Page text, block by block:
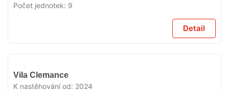
Počet jednotek: 9
Detail
Vila Clemance
K nastěhování od: 2024